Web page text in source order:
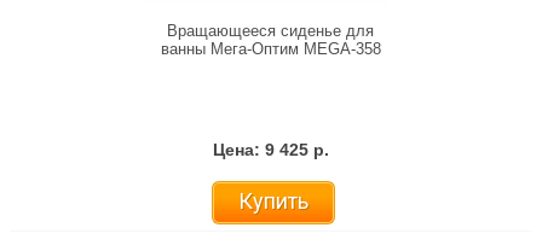
Вращающееся сиденье для
ванны Мега-Оптим MEGA-358
Цена: 9 425 р.
Купить